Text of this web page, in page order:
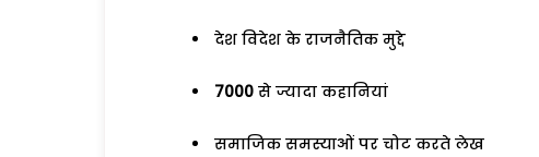
देश विदेश के राजनैतिक मुद्दे
7000 से ज्यादा कहानियां
समाजिक समस्याओं पर चोट करते लेख